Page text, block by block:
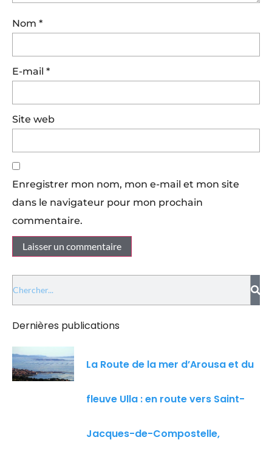
Nom *
E-mail *
Site web
Enregistrer mon nom, mon e-mail et mon site
dans le navigateur pour mon prochain
commentaire.
Dernières publications
La Route de la mer d’Arousa et du
fleuve Ulla : en route vers Saint-
Jacques-de-Compostelle,